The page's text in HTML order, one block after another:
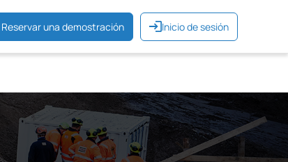
Reservar una demostración Inicio de sesión